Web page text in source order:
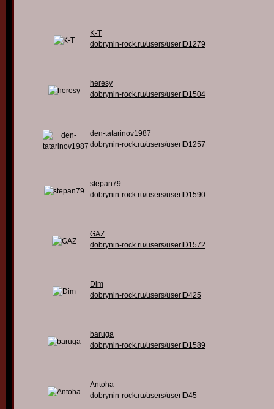
K-T
dobrynin-rock.ru/users/userID1279
heresy
dobrynin-rock.ru/users/userID1504
den-tatarinov1987
dobrynin-rock.ru/users/userID1257
stepan79
dobrynin-rock.ru/users/userID1590
GAZ
dobrynin-rock.ru/users/userID1572
Dim
dobrynin-rock.ru/users/userID425
baruga
dobrynin-rock.ru/users/userID1589
Antoha
dobrynin-rock.ru/users/userID45